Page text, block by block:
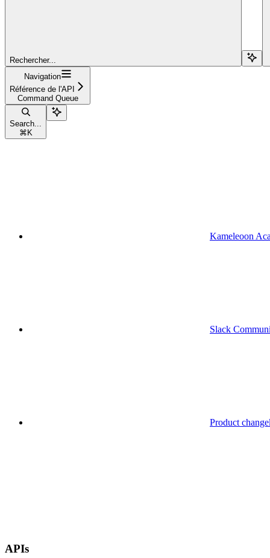
Rechercher...
Navigation
Référence de l'API
Command Queue
Search...
⌘ K
Kameleoon
Slack
Product
APIs